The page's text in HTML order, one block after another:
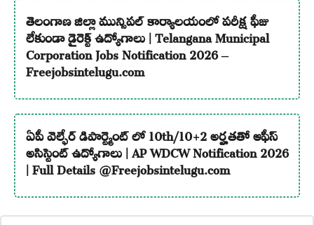
తెలంగాణ జిల్లా మున్సిపల్ కార్యాలయంలో పరీక్ష ఫీజు
లేకుండా డైరెక్ట్ ఉద్యోగాలు | Telangana Municipal
Corporation Jobs Notification 2026 –
Freejobsintelugu.com
ఏపీ వెల్ఫేర్ డిపార్ట్మెంట్ లో 10th/10+2 అర్హతతో ఆఫీస్
అసిస్టెంట్ ఉద్యోగాలు | AP WDCW Notification 2026
| Full Details @Freejobsintelugu.com